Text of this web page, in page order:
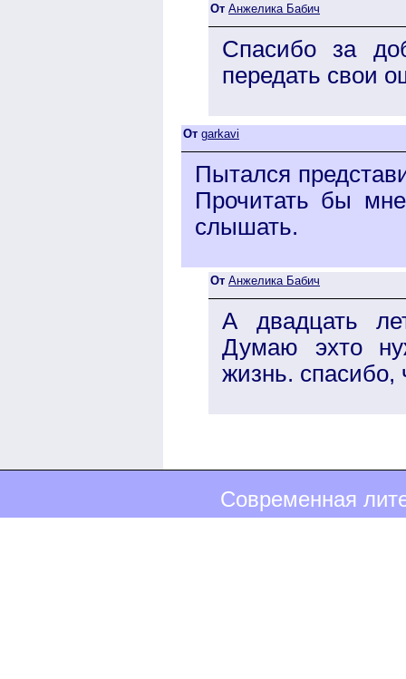
От Анжелика Бабич
Спасибо за
передать свои
От garkavi
Пытался
Прочитать бы
слышать.
От Анжелика Бабич
А двадцать
Думаю эхто
жизнь.
Современная